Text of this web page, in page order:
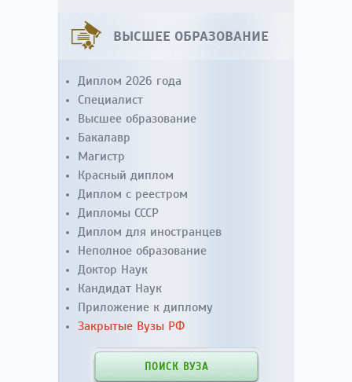
ВЫСШЕЕ ОБРАЗОВАНИЕ
Диплом 2026 года
Специалист
Высшее образование
Бакалавр
Магистр
Красный диплом
Диплом с реестром
Дипломы СССР
Диплом для иностранцев
Неполное образование
Доктор Наук
Кандидат Наук
Приложение к диплому
Закрытые Вузы РФ
ПОИСК ВУЗА